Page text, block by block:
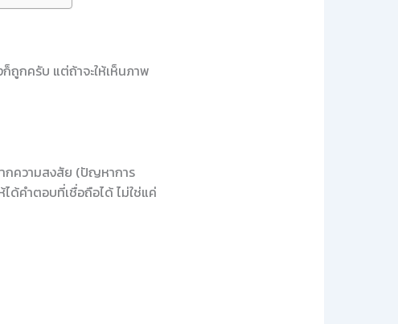
ถูกครับ แต่ถ้าจะให้เห็นภาพ
กความสงสัย (ปัญหาการ
คำตอบที่เชื่อถือได้ ไม่ใช่แค่